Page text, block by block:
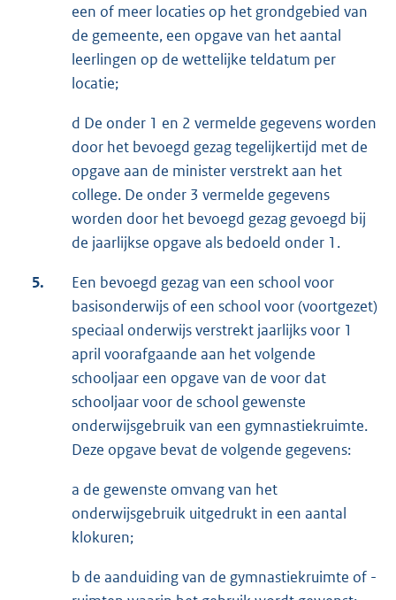
een of meer locaties op het grondgebied van
de gemeente, een opgave van het aantal
leerlingen op de wettelijke teldatum per
locatie;
d De onder 1 en 2 vermelde gegevens worden
door het bevoegd gezag tegelijkertijd met de
opgave aan de minister verstrekt aan het
college. De onder 3 vermelde gegevens
worden door het bevoegd gezag gevoegd bij
de jaarlijkse opgave als bedoeld onder 1.
5.
Een bevoegd gezag van een school voor
basisonderwijs of een school voor (voortgezet)
speciaal onderwijs verstrekt jaarlijks voor 1
april voorafgaande aan het volgende
schooljaar een opgave van de voor dat
schooljaar voor de school gewenste
onderwijsgebruik van een gymnastiekruimte.
Deze opgave bevat de volgende gegevens:
a de gewenste omvang van het
onderwijsgebruik uitgedrukt in een aantal
klokuren;
b de aanduiding van de gymnastiekruimte of -